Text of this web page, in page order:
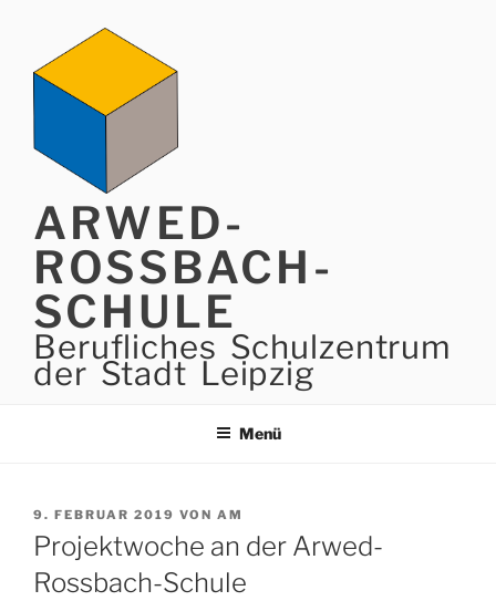
springen
ARWED-
ROSSBACH-
SCHULE
Berufliches Schulzentrum
der Stadt Leipzig
Menü
VERÖFFENTLICHT
AM
9. FEBRUAR 2019 VON AM
Projektwoche an der Arwed-
Rossbach-Schule